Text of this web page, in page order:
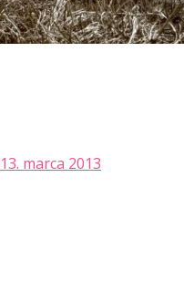
13. marca 2013